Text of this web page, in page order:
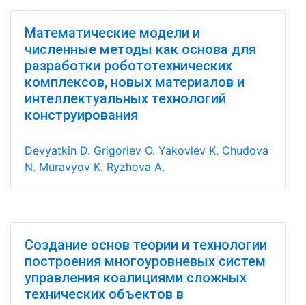
Математические модели и
численные методы как основа для
разработки робототехнических
комплексов, новых материалов и
интеллектуальных технологий
конструирования
Devyatkin D. Grigoriev O. Yakovlev K. Chudova
N. Muravyov K. Ryzhova A.
Создание основ теории и технологии
построения многоуровневых систем
управления коалициями сложных
технических объектов в